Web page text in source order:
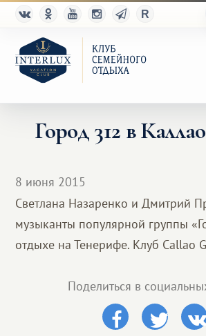
Преимущества
Партнерам
Город 312 в
8 июня 2015
Светлана Назаренко и Дмитрий
музыканты популярной группы
отдыхе на Тенерифе. Клуб Callao
Поделиться в